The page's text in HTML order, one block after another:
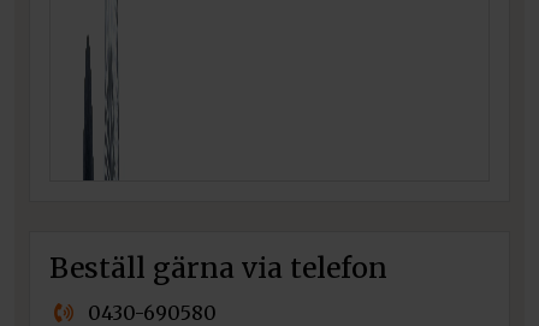
Beställ gärna via telefon
0430-690580